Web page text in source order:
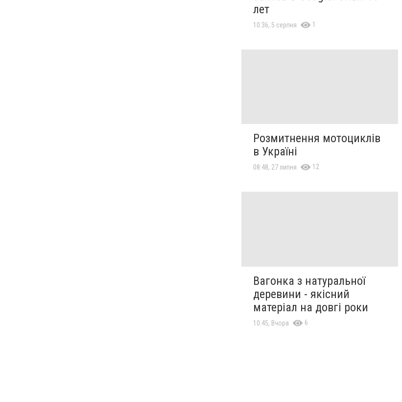
лет
10:36, 5 серпня 1
Розмитнення мотоциклів
в Україні
08:48, 27 липня 12
Вагонка з натуральної
деревини - якісний
матеріал на довгі роки
10:45, Вчора 6